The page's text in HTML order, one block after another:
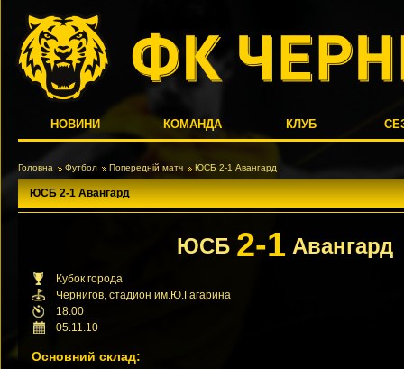
НОВИНИ КОМАНДА КЛУБ
Головна Футбол Попередній матч ЮСБ 2-1 Авангард
ЮСБ 2-1 Авангард
ЮСБ 2-1 Авангард
Кубок города
Чернигов, стадион им.Ю.Гагарина
18.00
05.11.10
Основний склад: